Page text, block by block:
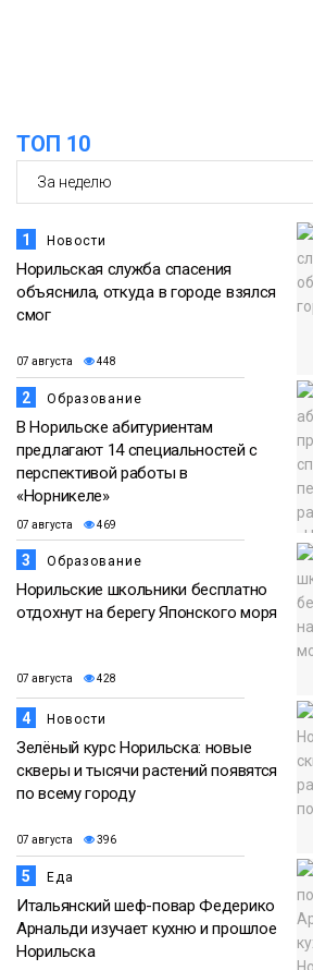
07 августа
Общество
ТОП 10
1 Новости
Норильская служба спасения
объяснила, откуда в городе взялся
смог
07 августа 448
2 Образование
В Норильске абитуриентам
предлагают 14 специальностей с
перспективой работы в
«Норникеле»
07 августа 469
3 Образование
Норильские школьники бесплатно
отдохнут на берегу Японского моря
07 августа 428
4 Новости
Зелёный курс Норильска: новые
скверы и тысячи растений появятся
по всему городу
07 августа 396
5 Еда
Итальянский шеф-повар Федерико
Арнальди изучает кухню и прошлое
Норильска